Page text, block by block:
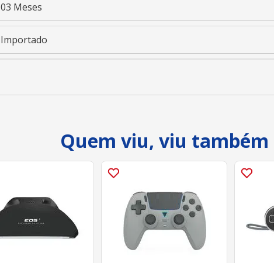
03 Meses
Importado
Quem viu, viu também